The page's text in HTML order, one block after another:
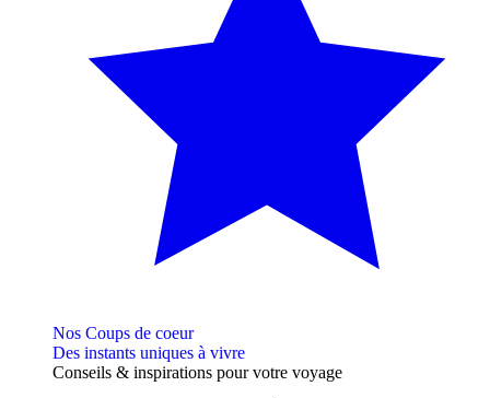
Nos Coups de coeur
Des instants uniques à vivre
Conseils & inspirations pour votre voyage